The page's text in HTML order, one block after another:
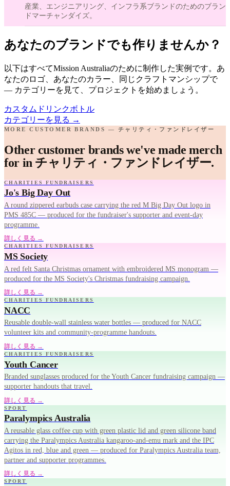
産業、エンジニアリング、インフラ系ブランドのためのブラン
ドマーチャンダイズ。
あなたのブランドでも作りませんか？
以下はすべてMission Australiaのために制作した実例です。あ
なたのロゴ、あなたのカラー、同じクラフトマンシップで
— カテゴリーを見て、プロジェクトを始めましょう。
カスタムドリンクボトル
カテゴリーを見る →
MORE CUSTOMER BRANDS — チャリティ・ファンドレイザー
Other customer brands we've made merch
for in チャリティ・ファンドレイザー.
CHARITIES FUNDRAISERS
Jo's Big Day Out
A round zippered earbuds case carrying the red M Big Day Out logo in
PMS 485C — produced for the fundraiser's supporter and event-day
programme.
詳しく見る →
CHARITIES FUNDRAISERS
MS Society
A red felt Santa Christmas ornament with embroidered MS monogram —
produced for the MS Society's Christmas fundraising campaign.
詳しく見る →
CHARITIES FUNDRAISERS
NACC
Reusable double-wall stainless water bottles — produced for NACC
volunteer kits and community-programme handouts.
詳しく見る →
CHARITIES FUNDRAISERS
Youth Cancer
Branded sunglasses produced for the Youth Cancer fundraising campaign —
supporter handouts that travel.
詳しく見る →
SPORT
Paralympics Australia
A reusable glass coffee cup with green plastic lid and green silicone band
carrying the Paralympics Australia kangaroo-and-emu mark and the IPC
Agitos in red, blue and green — produced for Paralympics Australia team,
partner and supporter programmes.
詳しく見る →
SPORT